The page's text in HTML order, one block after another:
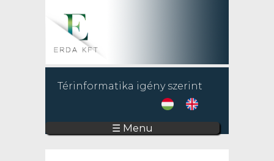
Térinformatika igény szerint
☰ Menu